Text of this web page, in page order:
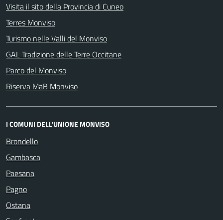
Visita il sito della Provincia di Cuneo
Terres Monviso
Turismo nelle Valli del Monviso
GAL Tradizione delle Terre Occitane
Parco del Monviso
Riserva MaB Monviso
I COMUNI DELL'UNIONE MONVISO
Brondello
Gambasca
Paesana
Pagno
Ostana